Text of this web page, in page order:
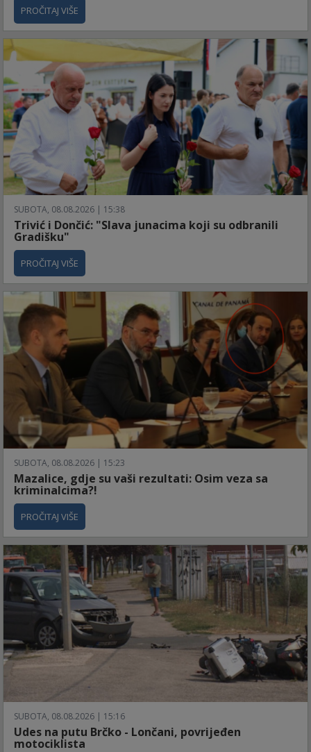
PROČITAJ VIŠE
SUBOTA, 08.08.2026 | 15:38
Trivić i Dončić: "Slava junacima koji su odbranili
Gradišku"
PROČITAJ VIŠE
SUBOTA, 08.08.2026 | 15:23
Mazalice, gdje su vaši rezultati: Osim veza sa
kriminalcima?!
PROČITAJ VIŠE
SUBOTA, 08.08.2026 | 15:16
Udes na putu Brčko - Lončani, povrijeđen
motociklista